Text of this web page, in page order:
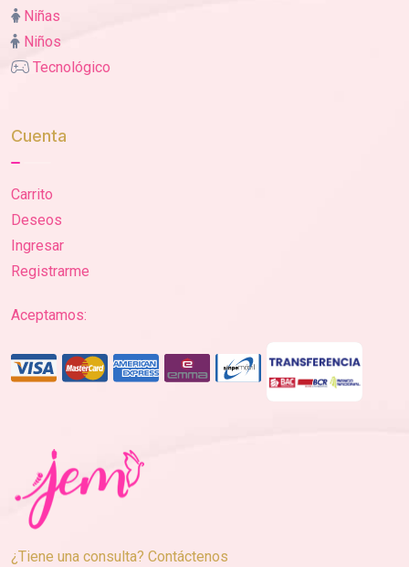
Niñas
Niños
Tecnológico
Cuenta
Carrito
Deseos
Ingresar
Registrarme
Aceptamos:
¿Tiene una consulta? Contáctenos